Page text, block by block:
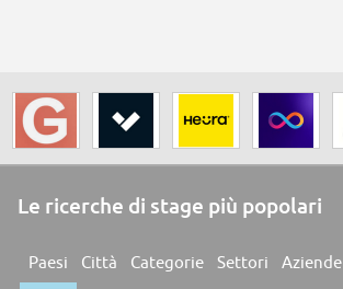
Le ricerche di stage più popolari
Paesi Città Categorie Settori Aziende